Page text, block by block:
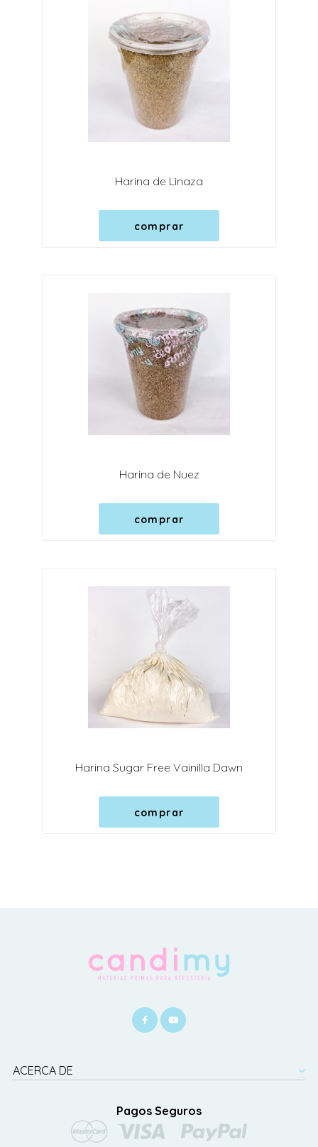
Harina de Linaza
comprar
Harina de Nuez
comprar
Harina Sugar Free Vainilla Dawn
comprar
ACERCA DE
Pagos Seguros